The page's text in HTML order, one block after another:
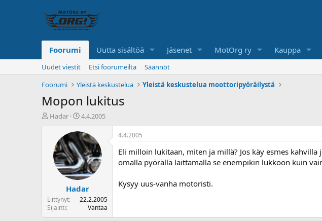
Foorumi Uutta sisältöä Jäsenet MotOrg ry Kauppa
Uudet viestit Etsi foorumeilta
Säännöt
Foorumi
Yleistä keskustelua Yleistä keskustelua moottoripyöräilystä
Mopon lukitus
K
u
n
a
Hadar
A
o
i
t
u
s
p
ä
i
ä
4.4.2005
Hadar
Liittynyt
22.2.2005
Sijainti
Vantaa
4.4.2005
Eli milloin lukitaan, miten ja millä? Jos käy esmes
omalla pyörällä laittamalla se enempikin lukkoon kuin
Kysyy uus-vanha motoristi.